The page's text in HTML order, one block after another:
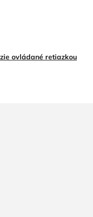
ovládané retiazkou